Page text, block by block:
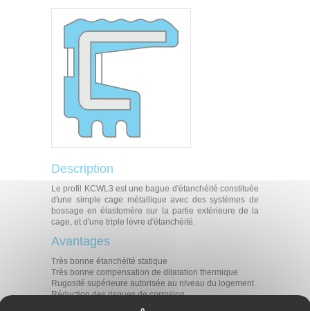
Description
Le profil KCWL3 est une bague d'étanchéité constituée
d'une simple cage métallique avec des systèmes de
bossage en élastomère sur la partie extérieure de la
cage, et d'une triple lèvre d'étanchéité.
Avantages
Très bonne étanchéité statique
Très bonne compensation de dilatation thermique
Rugosité supérieure autorisée au niveau du logement
Réduction des risques de corrosion